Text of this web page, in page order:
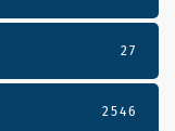
27
2546